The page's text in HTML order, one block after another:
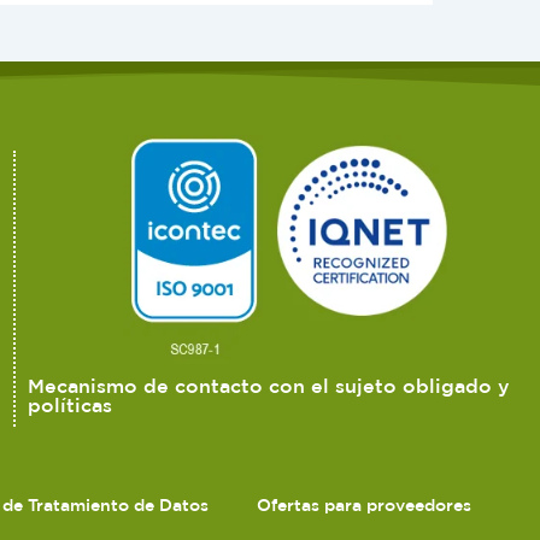
Mecanismo de contacto con el sujeto obligado y
políticas
Tratamiento de Datos Ofertas para proveedores